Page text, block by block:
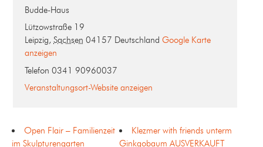
Budde-Haus
Lützowstraße 19
Leipzig, Sachsen 04157 Deutschland Google Karte
anzeigen
Telefon 0341 90960037
Veranstaltungsort-Website anzeigen
Open Flair – Familienzeit
im Skulpturengarten
Klezmer with friends unterm
Ginkgobaum AUSVERKAUFT